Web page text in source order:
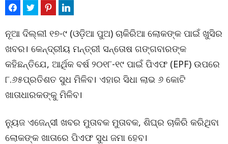
ନୂଆ ଦିଲ୍ଲୀ ୧୭-୯ (ଓଡ଼ିଆ ପୁଅ) ଚାକିରିଆ ଲୋକଙ୍କ ପାଇଁ ଖୁସିର
ଖବର। କେନ୍ଦ୍ରୀୟ ମନ୍ତ୍ରୀ ସନ୍ତୋଷ ଗଙ୍ଗବାରଙ୍କ
କହିଛନ୍ତିଯେ, ଆର୍ଥିକ ବର୍ଷ ୨୦୧୮-୧୯ ପାଇଁ ପିଏଫ (EPF) ଉପରେ
୮.୬୫ପ୍ରତିଶତ ସୁଧ ମିଳିବ। ଏହାର ସିଧା ଲାଭ ୬ କୋଟି
ଖାତାଧାରକଙ୍କୁ ମିଳିବ।
ନ୍ୟୁଜ ଏଜେନ୍ସୀ ଖବର ମୁତାବକ ମୁତାବକ, ଶିଘ୍ର ଚାକିରି କରିଥିବା
ଲୋକଙ୍କ ଖାତାରେ ପିଏଫ ସୁଧ ଜମା ହେବ।